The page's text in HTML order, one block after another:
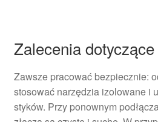
Zalecenia
Zawsze pracować bezpiecznie:
stosować narzędzia izolowane i
styków. Przy ponownym